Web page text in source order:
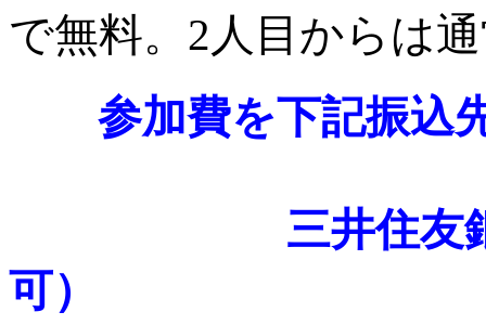
で無料。2人目からは
参加費を下記振込
三井住友銀行
可）